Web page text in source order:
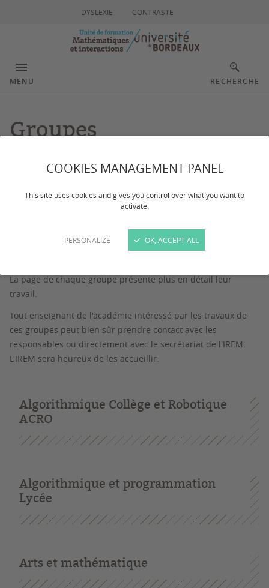
COOKIES MANAGEMENT PANEL
This site uses cookies and gives you control over what you want to
activate.
PERSONALIZE OK, ACCEPT ALL
DYSLEXIE CONTRASTE
MENU RECHERCHE
Groupes
Dernière mise à jour : le 18/03/2024
Présentation des groupes de l'IREM d'Aquitaine
Les groupes se réunissent régulièrement dans les locaux de
La page de chaque groupe présente plus en détail leur
travail.
Tout enseignant de l'académie intéressé par les travaux de
ces groupes peut bien sûr prendre contact avec les
responsables ou directement avec le secrétariat de l'IREM.
L'IREM sera heureux de les accueillir.
Algorithmique Collège et Robotique
ACRO
Algorithmique et programmation
Lycée
Arts et mathématique